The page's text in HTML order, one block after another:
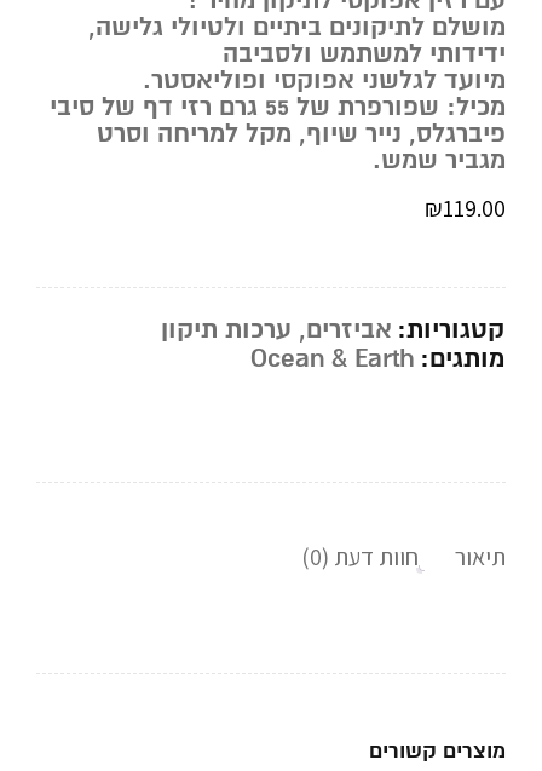
מושלם לתיקונים ביתיים ולטיולי גלישה,
ידידותי למשתמש ולסביבה
מיועד לגלשני אפוקסי ופוליאסטר.
מכיל: שפורפרת של 55 גרם רזי דף של סיבי
פיברגלס, נייר שיוף, מקל למריחה וסרט
מגביר שמש.
₪119.00
קטגוריות: אביזרים, ערכות תיקון
מותגים: Ocean & Earth
תיאור חוות דעת (0)
מוצרים קשורים